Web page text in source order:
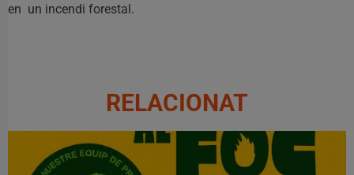
en un incendi forestal.
RELACIONAT